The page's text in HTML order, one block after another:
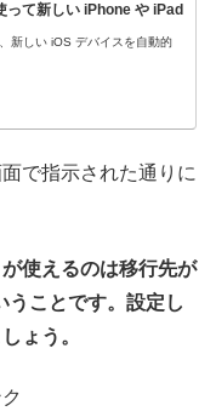
って新しい iPhone や iPad
新しい iOS デバイスを自動的
で指示された通りに
使えるのは移行先が
うことです。設定し
ょう。